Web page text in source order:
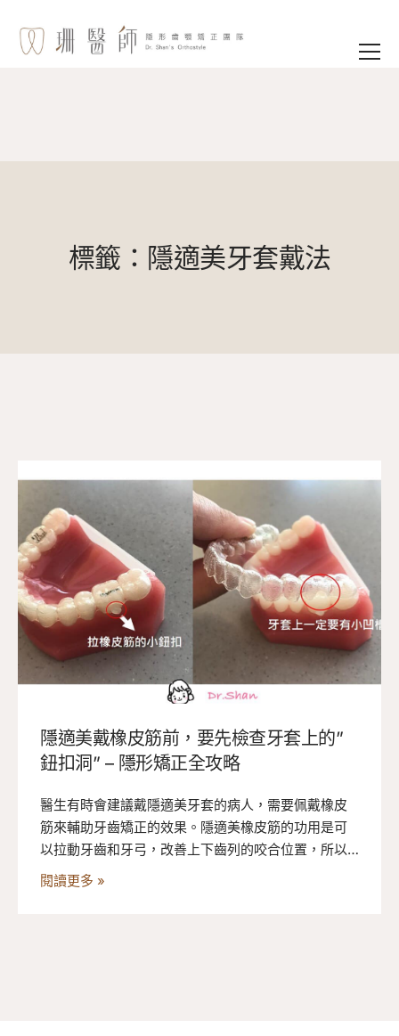
標籤：隱適美牙套戴法
隱適美戴橡皮筋前，要先檢查牙套上的”
鈕扣洞” – 隱形矯正全攻略
醫生有時會建議戴隱適美牙套的病人，需要佩戴橡皮
筋來輔助牙齒矯正的效果。隱適美橡皮筋的功用是可
以拉動牙齒和牙弓，改善上下齒列的咬合位置，所以
珊醫師提醒大家，當你要換下一副牙套時，一定要先
閱讀更多 »